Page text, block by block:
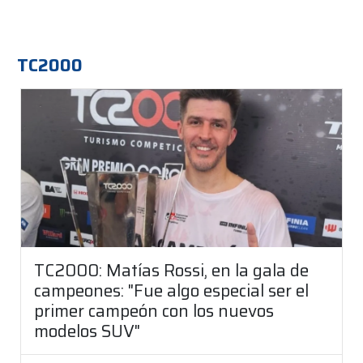
TC2000
TC2000: Matías Rossi, en la gala de
campeones: "Fue algo especial ser el
primer campeón con los nuevos
modelos SUV"